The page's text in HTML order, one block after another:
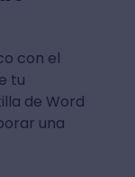
con el
tu
de Word
una